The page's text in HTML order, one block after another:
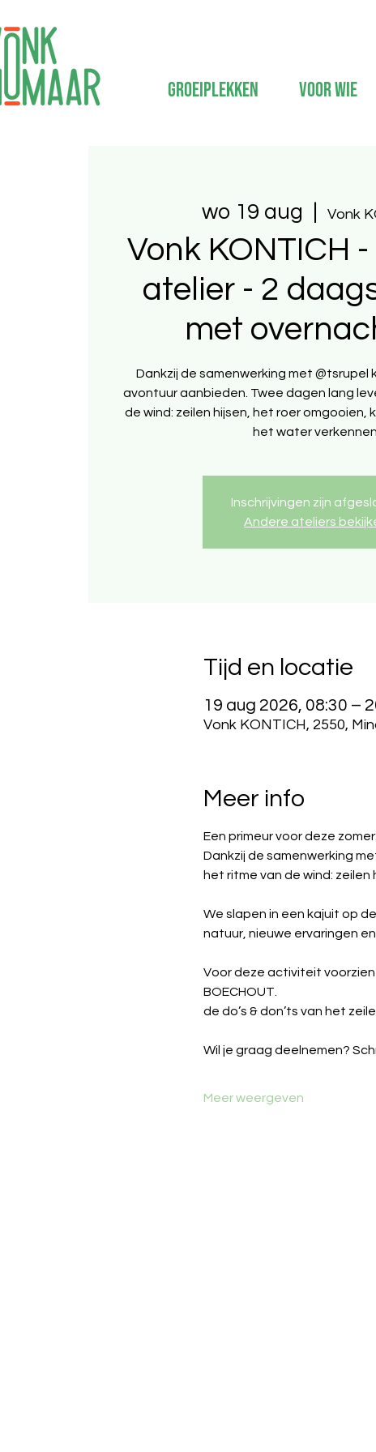
Groeiplekken Voor wie
wo 19 aug
  |
Vonk
Vonk KONTICH
atelier - 2
met
Dankzij de samenwerking met @tsrupel
avontuur aanbieden. Twee dagen lang
de wind: zeilen hijsen, het roer omgooien,
het water
Inschrijvingen zijn
Andere ateliers
Tijd en locatie
19 aug 2026, 08:30 –
Vonk KONTICH, 2550,
Meer info
Een primeur voor deze
Dankzij de samenwerking
het ritme van de wind:
We slapen in een kajuit op
natuur, nieuwe ervaringen
Voor deze activiteit voorzien
BOECHOUT.
de do’s & don’ts van het
Wil je graag deelnemen?
Meer weergeven